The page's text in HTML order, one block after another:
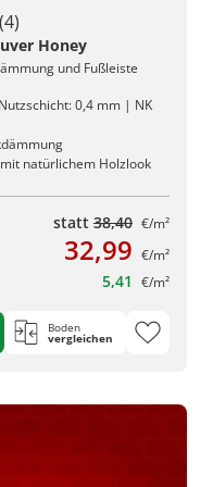
(4)
Honey
und Fußleiste
0,4 mm | NK
natürlichem Holzlook
statt 38,40 €/m²
32,99 €/m²
5,41 €/m²
Boden
vergleichen